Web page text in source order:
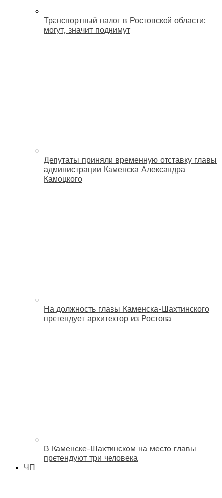
Транспортный налог в Ростовской области:
могут, значит поднимут
Депутаты приняли временную отставку главы
администрации Каменска Александра
Камоцкого
На должность главы Каменска-Шахтинского
претендует архитектор из Ростова
В Каменске-Шахтинском на место главы
претендуют три человека
ЧП